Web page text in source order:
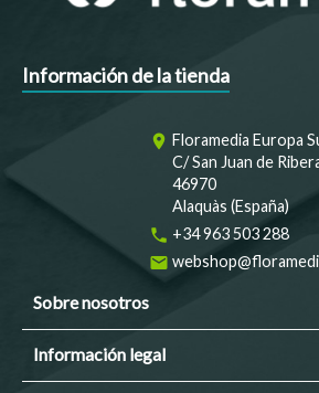
Información de la tienda
room Floramedia Europa
C/ San Juan de
46970
Alaquàs (España)
phone +34 963 503 288
email
Sobre nosotros
Información legal